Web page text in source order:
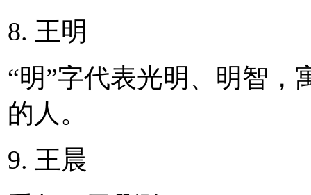
8. 王明
“明”字代表光明、明智
的人。
9. 王晨